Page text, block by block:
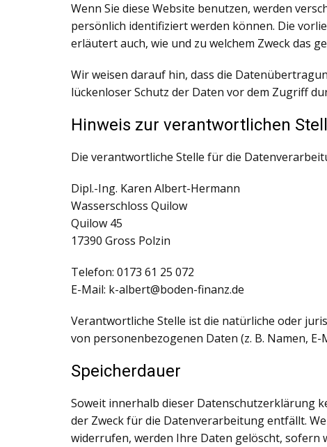
Wenn Sie diese Website benutzen, werden
persönlich identifiziert werden können. Die
erläutert auch, wie und zu welchem Zweck das
Wir weisen darauf hin, dass die
lückenloser Schutz der Daten vor dem Zugriff
Hinweis zur verantwortlichen
Die verantwortliche Stelle für die
Dipl.-Ing. Karen Albert-Hermann
Wasserschloss Quilow
Quilow 45
17390 Gross Polzin
Telefon: 0173 61 25 072
E-Mail: k-albert@boden-finanz.de
Verantwortliche Stelle ist die natürliche oder
von personenbezogenen Daten (z. B. Namen, E-
Speicherdauer
Soweit innerhalb dieser Datenschutzerklärung
der Zweck für die Datenverarbeitung entfällt.
widerrufen, werden Ihre Daten gelöscht, sofern